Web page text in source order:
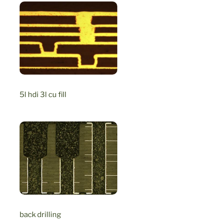
5l hdi 3l cu fill
back drilling